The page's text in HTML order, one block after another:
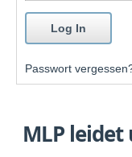
Passwort
MLP